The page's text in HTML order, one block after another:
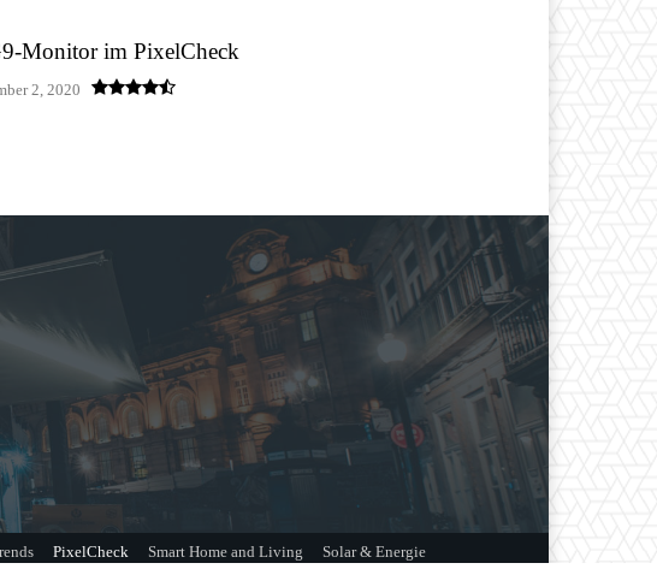
Monitor im PixelCheck
2, 2020
PixelCheck Smart Home and Living
Solar & Energie